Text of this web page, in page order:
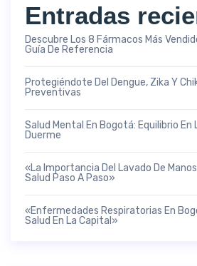
Entradas
Descubre Los 8 Fármacos Más
Guía De Referencia
Protegiéndote Del Dengue, Zika Y
Preventivas
Salud Mental En Bogotá: Equilibrio En
Duerme
«La Importancia Del Lavado De
Salud Paso A Paso»
«Enfermedades Respiratorias En
Salud En La Capital»